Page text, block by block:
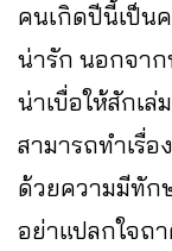
คนเกิดปีนี้เป็น
น่ารัก นอกจา
น่าเบื่อให้สักเ
สามารถทำเรื่
ด้วยความมีทัก
อย่าแปลกใจถ